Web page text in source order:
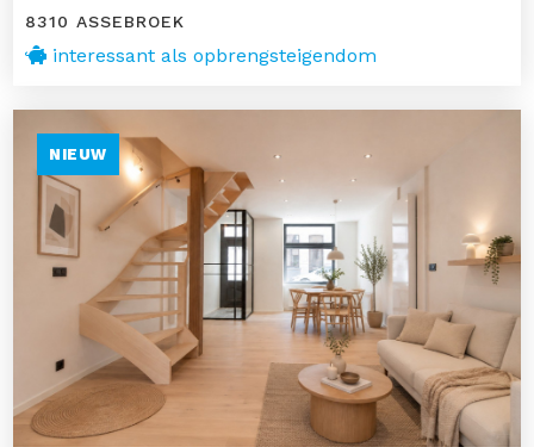
8310 ASSEBROEK
interessant als opbrengsteigendom
NIEUW